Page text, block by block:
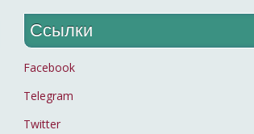
Ссылки
Facebook
Telegram
Twitter